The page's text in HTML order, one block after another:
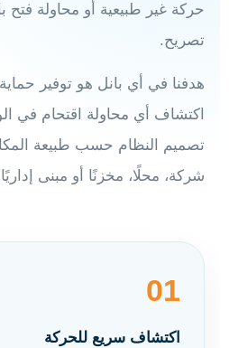
حركة غير طبيعية أو محاولة فتح
تصريح.
هدفنا في أي بانل هو توفير
اكتشاف أي محاولة اقتحام في
تصميم النظام حسب طبيعة
شركة، محلًا، مخزنًا أو مبنى
01
اكتشاف سريع للحركة